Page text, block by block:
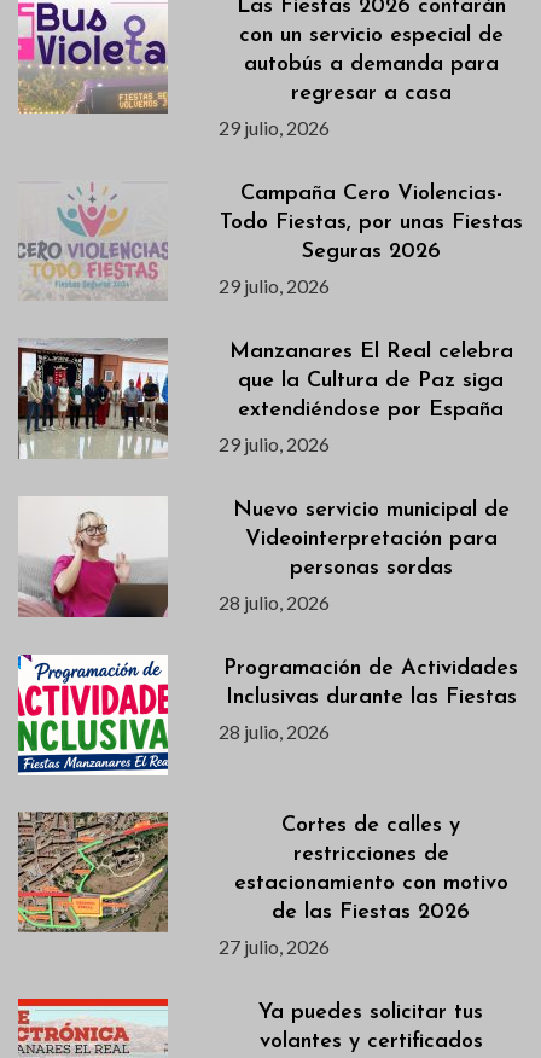
Las Fiestas 2026 contarán
con un servicio especial de
autobús a demanda para
regresar a casa
29 julio, 2026
Campaña Cero Violencias-
Todo Fiestas, por unas Fiestas
Seguras 2026
29 julio, 2026
Manzanares El Real celebra
que la Cultura de Paz siga
extendiéndose por España
29 julio, 2026
Nuevo servicio municipal de
Videointerpretación para
personas sordas
28 julio, 2026
Programación de Actividades
Inclusivas durante las Fiestas
28 julio, 2026
Cortes de calles y
restricciones de
estacionamiento con motivo
de las Fiestas 2026
27 julio, 2026
Ya puedes solicitar tus
volantes y certificados